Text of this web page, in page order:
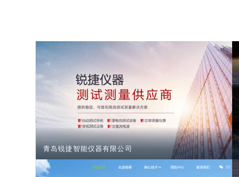
青岛锐捷智能仪器有限公司